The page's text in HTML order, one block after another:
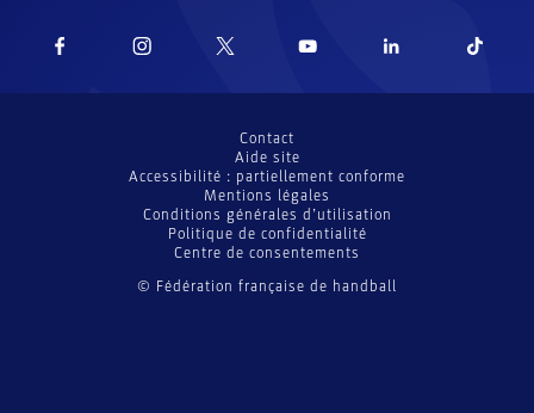
© Fédération française de handball
Contact
Aide site
Accessibilité : partiellement conforme
Mentions légales
Conditions générales d’utilisation
Politique de confidentialité
Centre de consentements